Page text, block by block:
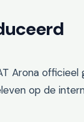
Arona officieel
op de